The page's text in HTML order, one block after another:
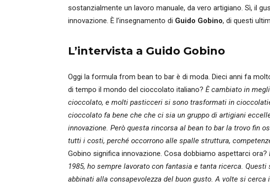
sostanzialmente un lavoro manuale, da vero artigiano. Sì, il
innovazione. È l’insegnamento di Guido Gobino, di questi
L’intervista a Guido Gobino
Oggi la formula from bean to bar è di moda. Dieci anni fa
di tempo il mondo del cioccolato italiano? È cambiato in
cioccolato, e molti pasticceri si sono trasformati in
cioccolato fa bene che che ci sia un gruppo di artigiani
innovazione. Però questa rincorsa al bean to bar la trovo fin
tutti i costi, perché occorrono alle spalle struttura,
Gobino significa innovazione. Cosa dobbiamo aspettarci ora?
1985, ho sempre lavorato con fantasia e tanta ricerca. Questi
abbinati alla consapevolezza del buon gusto. A volte si